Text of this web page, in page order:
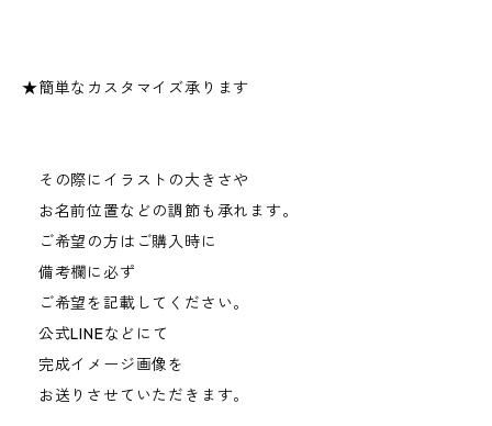
★簡単なカスタマイズ承ります
その際にイラストの大きさや
お名前位置などの調節も承れます。
ご希望の方はご購入時に
備考欄に必ず
ご希望を記載してください。
公式LINEなどにて
完成イメージ画像を
お送りさせていただきます。